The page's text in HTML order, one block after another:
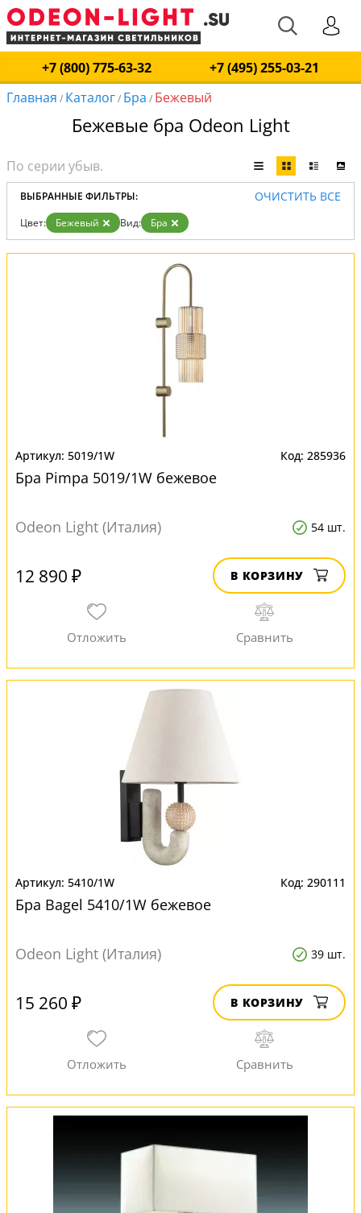
+7 (800) 775-63-32
+7 (495) 255-03-21
Главная / Каталог/ Бра / Бежевый
Бежевые бра Odeon Light
ВЫБРАННЫЕ ФИЛЬТРЫ: ОЧИСТИТЬ ВСЕ
Цвет: Бежевый Вид: Бра
5019/1W 285936
Бра Pimpa 5019/1W бежевое
Odeon Light (Италия) 54 шт.
12 890 ₽ В КОРЗИНУ
5410/1W 290111
Бра Bagel 5410/1W бежевое
Odeon Light (Италия) 39 шт.
15 260 ₽ В КОРЗИНУ